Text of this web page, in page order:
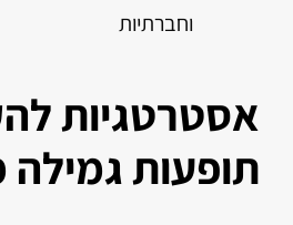
וחברתיות
אסטרטגיות
תופעות